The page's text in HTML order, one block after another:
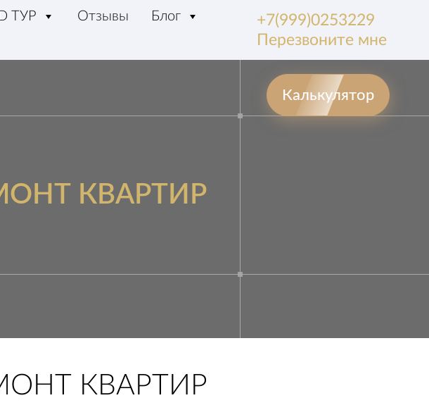
ТУР Отзывы
Блог
+7(999)0253229
Перезвоните мне
КВАРТИР
Калькулятор
КВАРТИР